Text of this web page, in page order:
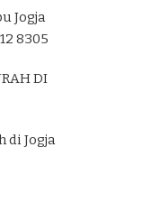
Jogja
8305
DI
di Jogja